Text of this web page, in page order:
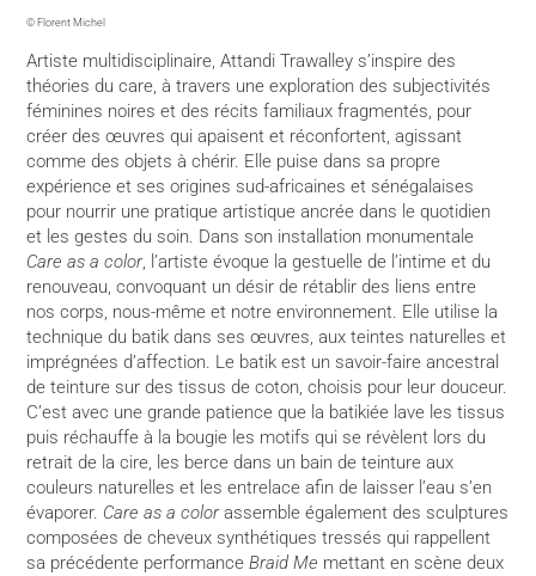
© Florent Michel
Artiste multidisciplinaire, Attandi Trawalley s’inspire des
théories du care, à travers une exploration des subjectivités
féminines noires et des récits familiaux fragmentés, pour
créer des œuvres qui apaisent et réconfortent, agissant
comme des objets à chérir. Elle puise dans sa propre
expérience et ses origines sud-africaines et sénégalaises
pour nourrir une pratique artistique ancrée dans le quotidien
et les gestes du soin. Dans son installation monumentale
Care as a color, l’artiste évoque la gestuelle de l’intime et du
renouveau, convoquant un désir de rétablir des liens entre
nos corps, nous-même et notre environnement. Elle utilise la
technique du batik dans ses œuvres, aux teintes naturelles et
imprégnées d’affection. Le batik est un savoir-faire ancestral
de teinture sur des tissus de coton, choisis pour leur douceur.
C’est avec une grande patience que la batikiée lave les tissus
puis réchauffe à la bougie les motifs qui se révèlent lors du
retrait de la cire, les berce dans un bain de teinture aux
couleurs naturelles et les entrelace afin de laisser l’eau s’en
évaporer. Care as a colorassemble également des sculptures
composées de cheveux synthétiques tressés qui rappellent
sa précédente performanceBraid Me mettant en scène deux